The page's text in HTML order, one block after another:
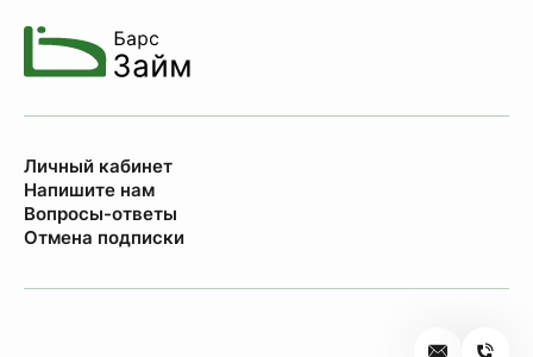
Личный кабинет
Напишите нам
Вопросы-ответы
Отмена подписки